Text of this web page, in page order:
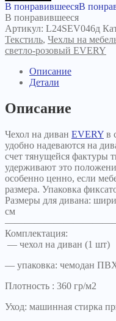
В понравившеесяВ
В понравившееся
Артикул: L24SEV046д
Текстиль, Чехлы на
светло-розовый EVERY
Описание
Детали
Описание
Чехол на диван EVERY в
удобно надеваются на
счет тянущейся фактуры
удерживают это
особенно ценно, если
размера. Упаковка
Размеры для дивана:
см
Комплектация:
— чехол на диван (1 шт)
— упаковка: чемодан
Плотность : 360 гр/м2
Уход: машинная стирка